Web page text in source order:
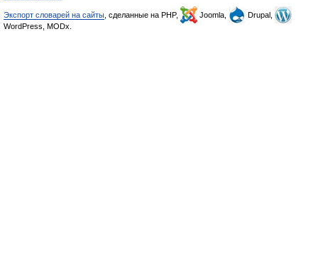
Экспорт словарей на сайты , сделанные на PHP, Joomla,
Drupal,
WordPress, MODx.